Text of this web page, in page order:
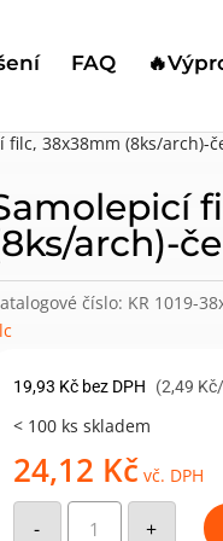
FAQ
filc, 38x38mm (8ks/arch)-
arch)-
číslo: KR 1019-
19,93 Kč bez DPH (2,49
< 100 ks skladem
24,12 Kč vč. DPH
-
Samolepicí
filc, +